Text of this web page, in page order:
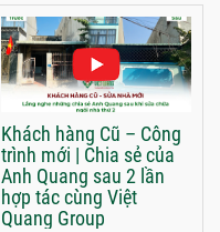
Khách hàng Cũ – Công
trình mới | Chia sẻ của
Anh Quang sau 2 lần
hợp tác cùng Việt
Quang Group